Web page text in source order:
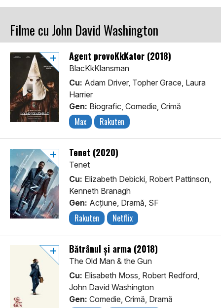
Filme cu John David Washington
Agent provoKkKator (2018)
BlacKkKlansman
Cu: Adam Driver, Topher Grace, Laura
Harrier
Gen: Biografic, Comedie, Crimă
Max Rakuten
Tenet (2020)
Tenet
Cu: Elizabeth Debicki, Robert Pattinson,
Kenneth Branagh
Gen: Acţiune, Dramă, SF
Rakuten Netflix
Bătrânul și arma (2018)
The Old Man & the Gun
Cu: Elisabeth Moss, Robert Redford,
John David Washington
Gen: Comedie, Crimă, Dramă